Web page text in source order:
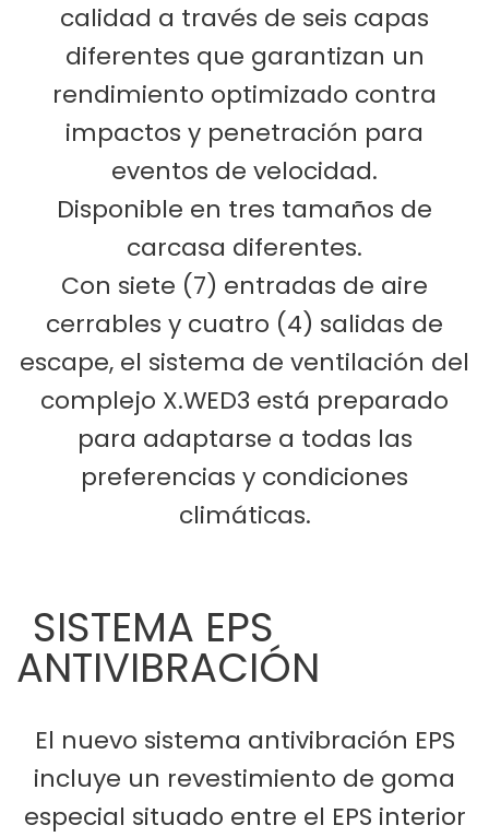
calidad a través de seis capas
diferentes que garantizan un
rendimiento optimizado contra
impactos y penetración para
eventos de velocidad.
Disponible en tres tamaños de
carcasa diferentes.
Con siete (7) entradas de aire
cerrables y cuatro (4) salidas de
escape, el sistema de ventilación del
complejo X.WED3 está preparado
para adaptarse a todas las
preferencias y condiciones
climáticas.
SISTEMA EPS
ANTIVIBRACIÓN
El nuevo sistema antivibración EPS
incluye un revestimiento de goma
especial situado entre el EPS interior